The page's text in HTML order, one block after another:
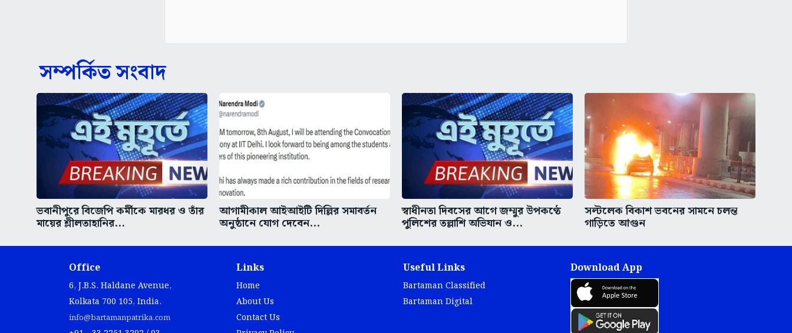
সম্পর্কিত সংবাদ
ভবানীপুরে বিজেপি কর্মীকে মারধর ও তাঁর
মায়ের শ্লীলতাহানির...
আগামীকাল আইআইটি দিল্লির সমাবর্তন
অনুষ্ঠানে যোগ দেবেন...
স্বাধীনতা দিবসের আগে জম্মুর উপকণ্ঠে
পুলিশের তল্লাশি অভিযান ও...
সল্টলেক বিকাশ ভবনের সামনে চলন্ত
গাড়িতে আগুন
Office
6, J.B.S. Haldane Avenue,
Kolkata 700 105, India.
info@bartamanpatrika.com
Links
Home
About Us
Contact Us
Useful Links
Bartaman Classified
Bartaman Digital
Download App